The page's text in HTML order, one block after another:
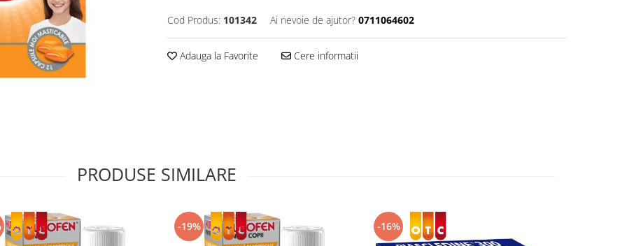
Cod Produs: 101342 Ai nevoie de ajutor? 0711064602
Adauga la Favorite Cere informatii
PRODUSE SIMILARE
-19% -16%